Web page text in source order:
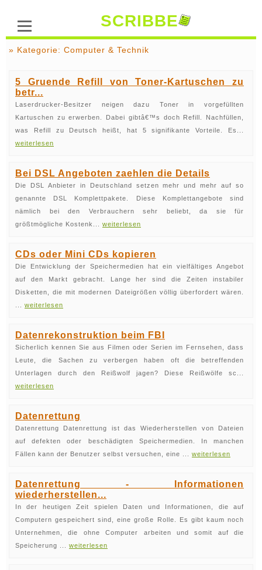
SCRIBBE
» Kategorie: Computer & Technik
5 Gruende Refill von Toner-Kartuschen zu
betr...
Laserdrucker-Besitzer neigen dazu Toner in vorgefüllten
Kartuschen zu erwerben. Dabei gibtâ€™s doch Refill. Nachfüllen,
was Refill zu Deutsch heißt, hat 5 signifikante Vorteile. Es...
weiterlesen
Bei DSL Angeboten zaehlen die Details
Die DSL Anbieter in Deutschland setzen mehr und mehr auf so
genannte DSL Komplettpakete. Diese Komplettangebote sind
nämlich bei den Verbrauchern sehr beliebt, da sie für
größtmögliche Kostenk... weiterlesen
CDs oder Mini CDs kopieren
Die Entwicklung der Speichermedien hat ein vielfältiges Angebot
auf den Markt gebracht. Lange her sind die Zeiten instabiler
Disketten, die mit modernen Dateigrößen völlig überfordert wären.
weiterlesen
Datenrekonstruktion beim FBI
Sicherlich kennen Sie aus Filmen oder Serien im Fernsehen, dass
Leute, die Sachen zu verbergen haben oft die betreffenden
Unterlagen durch den Reißwolf jagen? Diese Reißwölfe sc...
weiterlesen
Datenrettung
Datenrettung Datenrettung ist das Wiederherstellen von Dateien
auf defekten oder beschädigten Speichermedien. In manchen
Fällen kann der Benutzer selbst versuchen, eine ... weiterlesen
Datenrettung - Informationen
wiederherstellen...
In der heutigen Zeit spielen Daten und Informationen, die auf
Computern gespeichert sind, eine große Rolle. Es gibt kaum noch
Unternehmen, die ohne Computer arbeiten und somit auf die
Speicherung ... weiterlesen